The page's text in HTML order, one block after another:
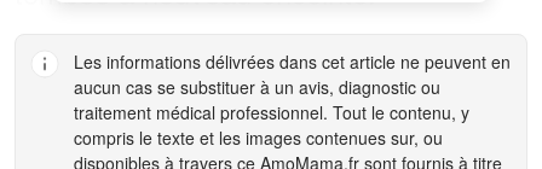
Les informations délivrées dans cet article ne peuvent en
aucun cas se substituer à un avis, diagnostic ou
traitement médical professionnel. Tout le contenu, y
compris le texte et les images contenues sur, ou
disponibles à travers ce AmoMama.fr sont fournis à titre